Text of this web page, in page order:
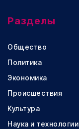
Разделы
Общество
Политика
Экономика
Происшествия
Культура
Наука и технологии